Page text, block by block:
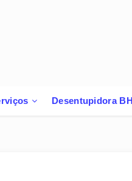
Desentupidora BH